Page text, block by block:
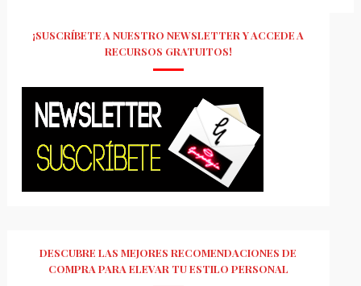
¡SUSCRÍBETE A NUESTRO NEWSLETTER Y ACCEDE A
RECURSOS GRATUITOS!
DESCUBRE LAS MEJORES RECOMENDACIONES DE
COMPRA PARA ELEVAR TU ESTILO PERSONAL